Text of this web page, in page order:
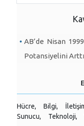
AB’de Nisan
Potansiyelini
Hücre, Bilgi,
Sunucu,
Teknoloji,